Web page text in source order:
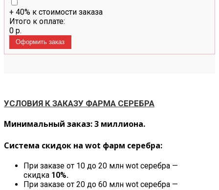
+ 40% к стоимости заказа
Итого к оплате:
0 р.
УСЛОВИЯ К ЗАКАЗУ ФАРМА СЕРЕБРА
Минимальный заказ: 3 миллиона.
Система скидок на wot фарм серебра:
При заказе от 10 до 20 млн wot серебра —
скидка 10%.
При заказе от 20 до 60 млн wot серебра —